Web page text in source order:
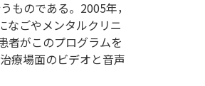
ものである。2005年，
なごやメンタルクリニ
者がこのプログラムを
療場面のビデオと音声